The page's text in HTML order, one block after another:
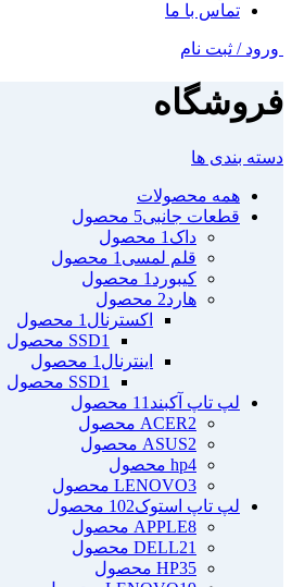
تماس با ما
ورود / ثبت نام
فروشگاه
دسته بندی ها
همه محصولات
قطعات جانبی5 محصول
داک 1 محصول
قلم لمسی 1 محصول
کیبورد 1 محصول
هارد2 محصول
اکسترنال 1 محصول
SSD1 محصول
اینترنال 1 محصول
SSD1 محصول
لپ تاپ آکبند 11 محصول
ACER2 محصول
ASUS2 محصول
hp4 محصول
LENOVO3 محصول
لپ تاپ استوک102 محصول
APPLE8 محصول
DELL21 محصول
HP35 محصول